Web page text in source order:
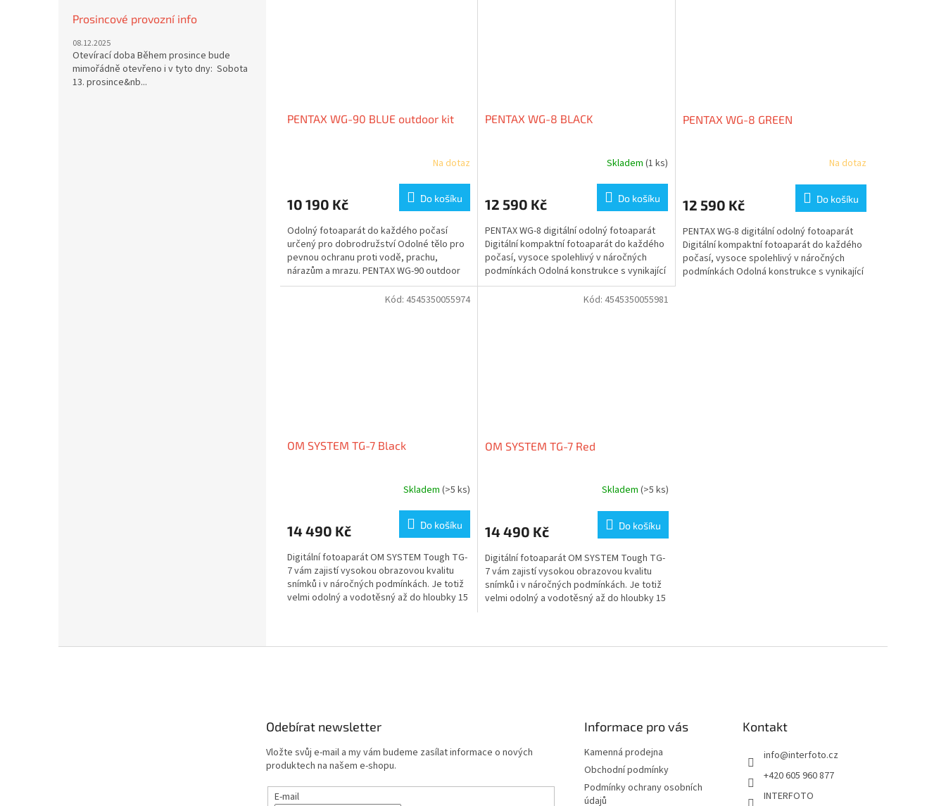
Prosincové provozní info
08.12.2025
Otevírací doba Během prosince bude
mimořádně otevřeno i v tyto dny: Sobota
13. prosince&nb...
PENTAX WG-90 BLUE outdoor kit
Na dotaz
10 190 Kč Do košíku
Odolný fotoaparát do každého počasí
určený pro dobrodružství Odolné tělo pro
pevnou ochranu proti vodě, prachu,
nárazům a mrazu. PENTAX WG-90 outdoor
kit - v ceně kitu je...
PENTAX WG-8 BLACK
Skladem (1 ks)
12 590 Kč Do košíku
PENTAX WG-8 digitální odolný fotoaparát
Digitální kompaktní fotoaparát do každého
počasí, vysoce spolehlivý v náročných
podmínkách Odolná konstrukce s vynikající
ochranou proti...
PENTAX WG-8 GREEN
Na dotaz
12 590 Kč Do košíku
PENTAX WG-8 digitální odolný fotoaparát
Digitální kompaktní fotoaparát do každého
počasí, vysoce spolehlivý v náročných
podmínkách Odolná konstrukce s vynikající
OM SYSTEM TG-7 Black
Skladem (>5 ks)
14 490 Kč Do košíku
Digitální fotoaparát OM SYSTEM Tough TG-
7 vám zajistí vysokou obrazovou kvalitu
snímků i v náročných podmínkách. Je totiž
velmi odolný a vodotěsný až do hloubky 15
Kód: 4545350055974
OM SYSTEM TG-7 Red
Skladem (>5 ks)
14 490 Kč Do košíku
Digitální fotoaparát OM SYSTEM Tough TG-
7 vám zajistí vysokou obrazovou kvalitu
snímků i v náročných podmínkách. Je totiž
velmi odolný a vodotěsný až do hloubky 15
Kód: 4545350055981
v
Odebírat newsletter
Vložte svůj e-mail a my vám budeme zasílat informace o nových
produktech na našem e-shopu.
E-mail
Informace pro vás
Kamenná prodejna
Obchodní podmínky
Podmínky ochrany osobních
údajů
Kontakt
info@interfoto.cz
+420 605 960 877
INTERFOTO